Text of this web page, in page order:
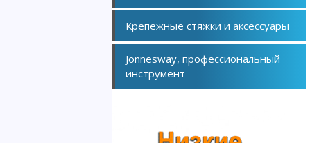
Крепежные стяжки и аксессуары
Jonnesway, профессиональный
инструмент